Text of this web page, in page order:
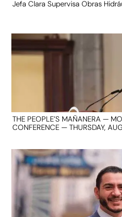
Jefa Clara Supervisa Obras
THE PEOPLE’S MAÑANERA —
CONFERENCE — THURSDAY,